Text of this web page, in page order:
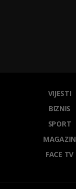
VIJESTI
BIZNIS
SPORT
MAGAZIN
FACE TV